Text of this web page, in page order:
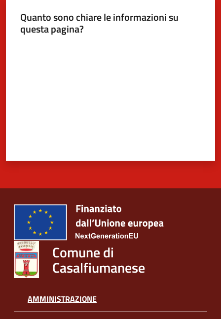
Quanto sono chiare le informazioni su
questa pagina?
Comune di
Casalfiumanese
AMMINISTRAZIONE